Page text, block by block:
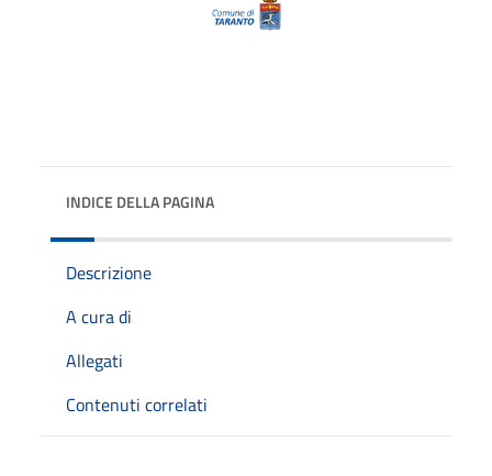
INDICE DELLA PAGINA
Descrizione
A cura di
Allegati
Contenuti correlati